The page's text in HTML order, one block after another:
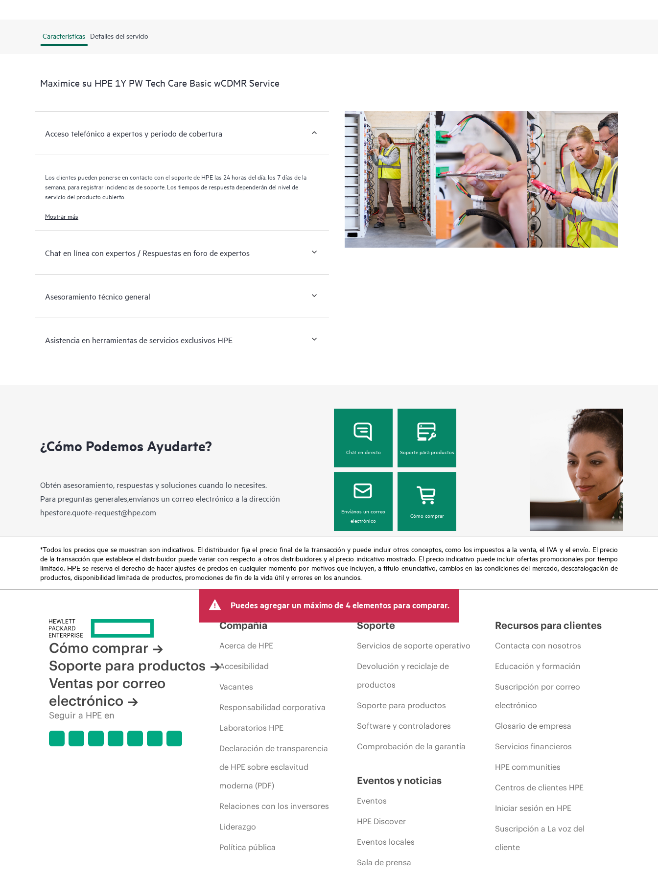
Características Detalles del servicio
Maximice su HPE 1Y PW Tech Care Basic wCDMR Service
Acceso telefónico a expertos y periodo de cobertura
Los clientes pueden ponerse en contacto con el soporte de HPE las 24 horas del día, los 7 días de la
semana, para registrar incidencias de soporte. Los tiempos de respuesta dependerán del nivel de
servicio del producto cubierto.
Mostrar más
Chat en línea con expertos / Respuestas en foro de expertos
Asesoramiento técnico general
Asistencia en herramientas de servicios exclusivos HPE
¿Cómo Podemos Ayudarte?
Obtén asesoramiento, respuestas y soluciones cuando lo necesites.
Para preguntas generales,envíanos un correo electrónico a la dirección
hpestore.quote-request@hpe.com
Chat en directo Soporte para productos
Envíanos un correo
electrónico
Cómo comprar
*Todos los precios que se muestran son indicativos. El distribuidor fija el precio final de la transacción y puede incluir otros conceptos, como los impuestos a la venta, el IVA y el envío. El precio
de la transacción que establece el distribuidor puede variar con respecto a otros distribuidores y al precio indicativo mostrado. El precio indicativo puede incluir ofertas promocionales por tiempo
limitado. HPE se reserva el derecho de hacer ajustes de precios en cualquier momento por motivos que incluyen, a título enunciativo, cambios en las condiciones del mercado, descatalogación de
productos, disponibilidad limitada de productos, promociones de fin de la vida útil y errores en los anuncios.
Puedes agregar un máximo de 4 elementos para comparar.
Cómo comprar
Soporte para productos
Ventas por correo
electrónico
Seguir a HPE en
Compañía
Acerca de HPE
Accesibilidad
Vacantes
Responsabilidad corporativa
Laboratorios HPE
Declaración de transparencia
de HPE sobre esclavitud
moderna (PDF)
Relaciones con los inversores
Liderazgo
Política pública
Soporte
Servicios de soporte operativo
Devolución y reciclaje de
productos
Soporte para productos
Software y controladores
Comprobación de la garantía
Eventos y noticias
Eventos
HPE Discover
Eventos locales
Sala de prensa
Recursos para clientes
Contacta con nosotros
Educación y formación
Suscripción por correo
electrónico
Glosario de empresa
Servicios financieros
HPE communities
Centros de clientes HPE
Iniciar sesión en HPE
Suscripción a La voz del
cliente